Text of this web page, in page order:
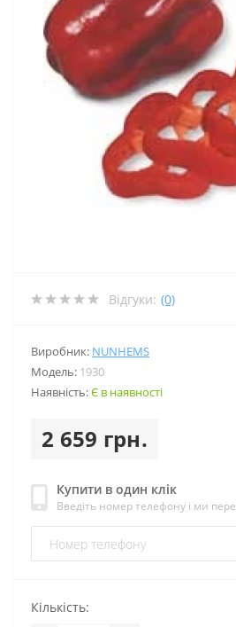
Відгуки: (0)
Виробник: NUNHEMS
Модель: 1930
Наявність:Є в наявності
2 659 грн.
Купити в один клік
Введіть номер телефону і ми
Кількість: